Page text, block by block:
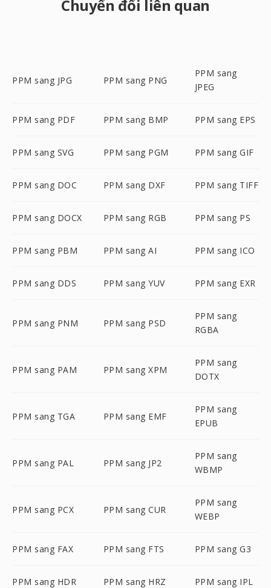
Chuyển đổi liên quan
PPM sang JPG PPM sang PNG
PPM sang
JPEG
PPM sang PDF PPM sang BMP PPM sang EPS
PPM sang SVG PPM sang PGM PPM sang GIF
PPM sang DOC PPM sang DXF PPM sang TIFF
PPM sang DOCX PPM sang RGB PPM sang PS
PPM sang PBM PPM sang AI PPM sang ICO
PPM sang DDS PPM sang YUV PPM sang EXR
PPM sang PNM PPM sang PSD
PPM sang
RGBA
PPM sang PAM PPM sang XPM
PPM sang
DOTX
PPM sang TGA PPM sang EMF
PPM sang
EPUB
PPM sang PAL PPM sang JP2
PPM sang
WBMP
PPM sang PCX PPM sang CUR
PPM sang
WEBP
PPM sang FAX PPM sang FTS PPM sang G3
PPM sang HDR PPM sang HRZ PPM sang IPL